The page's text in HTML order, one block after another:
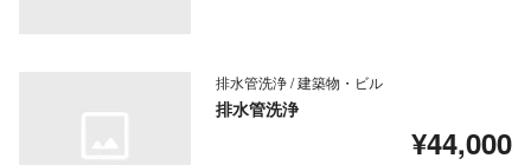
排水管洗浄 / 建築物・ビル
排水管洗浄
¥44,000